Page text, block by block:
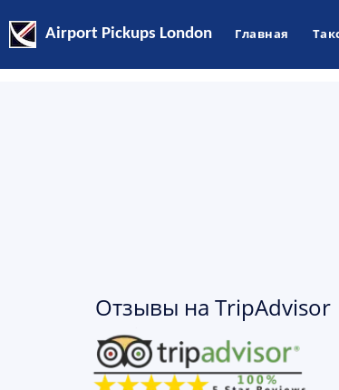
Airport Pickups London Главная
Отзывы на TripAdvisor